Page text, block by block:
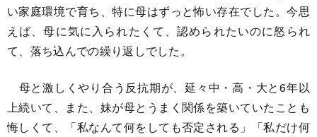
い家庭環境で育ち、特に母はずっと怖い存在でした。今思
えば、母に気に入られたくて、認められたいのに怒られ
て、落ち込んでの繰り返しでした。
母と激しくやり合う反抗期が、延々中・高・大と6年以
上続いて、また、妹が母とうまく関係を築いていたことも
悔しくて、「私なんて何をしても否定される」「私だけ何